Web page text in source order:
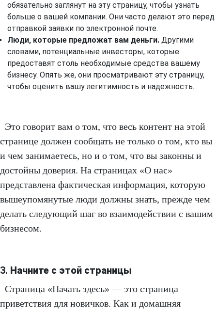
обязательно заглянут на эту страницу, чтобы узнать
больше о вашей компании. Они часто делают это перед
отправкой заявки по электронной почте.
Люди, которые предложат вам деньги. Другими
словами, потенциальные инвесторы, которые
предоставят столь необходимые средства вашему
бизнесу. Опять же, они просматривают эту страницу,
чтобы оценить вашу легитимность и надежность.
Это говорит вам о том, что весь контент на этой
странице должен сообщать не только о том, кто вы
и чем занимаетесь, но и о том, что вы законны и
достойны доверия. На страницах «О нас»
представлена фактическая информация, которую
вышеупомянутые люди должны знать, прежде чем
делать следующий шаг во взаимодействии с вашим
бизнесом.
3. Начните с этой страницы
Страница «Начать здесь» — это страница
приветствия для новичков. Как и домашняя